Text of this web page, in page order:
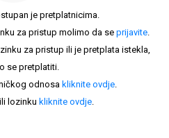
je pretplatnicima.
za pristup molimo da se prijavite.
za pristup ili je pretplata istekla,
se pretplatiti.
odnosa kliknite ovdje.
lozinku kliknite ovdje.